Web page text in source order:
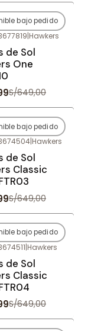
OFF bajo pedido
|Hawkers
de Sol
One
S/649,00
OFF bajo pedido
|Hawkers
de Sol
Classic
S/649,00
OFF bajo pedido
|Hawkers
de Sol
Classic
S/649,00